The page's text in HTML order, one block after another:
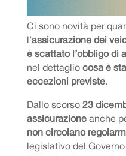
Ci sono novità per
l’assicurazione dei
è scattato l’obbligo di
nel dettagliocosa è
eccezioni previste.
Dallo scorso 23
assicurazioneanche
non circolano
legislativo del Governo